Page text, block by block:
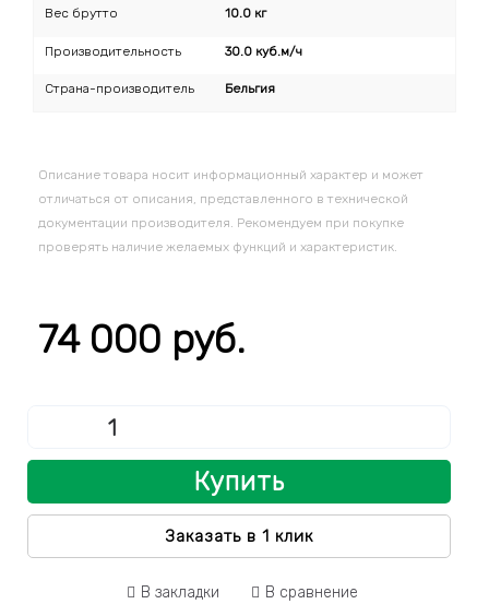
Вес брутто 10.0 кг
Производительность 30.0 куб.м/ч
Страна-производитель Бельгия
Описание товара носит информационный характер и может
отличаться от описания, представленного в технической
документации производителя. Рекомендуем при покупке
проверять наличие желаемых функций и характеристик.
74 000 руб.
Купить
Заказать в 1 клик
В закладки В сравнение